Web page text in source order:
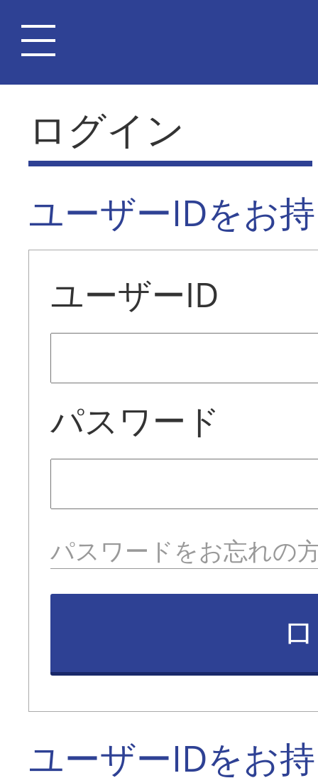
ログイン
ユーザーIDをお
ユーザーID
パスワード
パスワードをお忘れの
ユーザーIDをお